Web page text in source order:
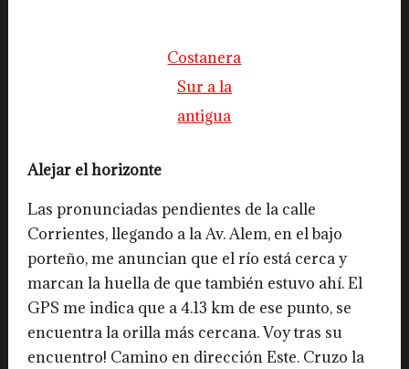
Costanera
Sur a la
antigua
Alejar el horizonte
Las pronunciadas pendientes de la calle
Corrientes, llegando a la Av. Alem, en el bajo
porteño, me anuncian que el río está cerca y
marcan la huella de que también estuvo ahí. El
GPS me indica que a 4.13 km de ese punto, se
encuentra la orilla más cercana.Voy tras su
encuentro! Camino en dirección Este. Cruzo la